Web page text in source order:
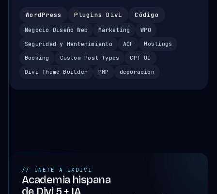
WordPress Plugins Divi Código
Negocio Diseño Web Marketing
WPO
Seguridad y Mantenimiento
ACF Hostings
Booking Custom Post Types CPT UI
Divi Theme Builder PHP depuración
// ÚNETE A UXDIVI
Academia hispana
de Divi 5 + IA